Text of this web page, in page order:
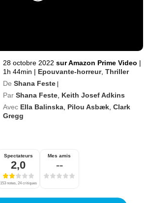
28 octobre 2022 sur Amazon Prime Video |
1h 44min | Epouvante-horreur,Thriller
De Shana Feste |
Par Shana Feste Keith Josef Adkins
Avec Ella Balinska Pilou Asbæk ,Clark
Gregg
Spectateurs
2,0
153 notes, 24 critiques
Mes amis
--